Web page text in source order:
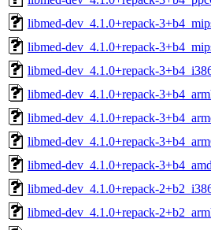
libmed-dev_4.1.0+repack-
libmed-dev_4.1.0+repack-
libmed-dev_4.1.0+repack-
libmed-dev_4.1.0+repack-
libmed-dev_4.1.0+repack-
libmed-dev_4.1.0+repack-
libmed-dev_4.1.0+repack-
libmed-dev_4.1.0+repack-
libmed-dev_4.1.0+repack-